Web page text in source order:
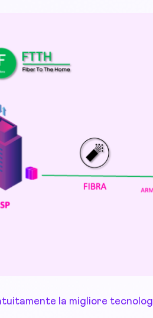
la migliore